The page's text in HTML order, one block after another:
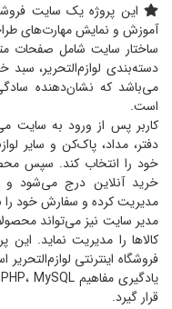
این پروژه یک سایت
آموزش و نمایش مهارت‌های
ساختار سایت شامل صفحات
دسته‌بندی لوازم‌التحریر،
می‌باشد که نشان‌دهنده
است.
کاربر پس از ورود به سایت
دفتر، مداد، پاک‌کن و سایر
خود را انتخاب کند. سپس
خرید آنلاین درج می‌شود و
مدیریت کرده و سفارش خود را
مدیر سایت نیز می‌تواند
کالاها را مدیریت نماید. این
فروشگاه اینترنتی
قرار گیرد.